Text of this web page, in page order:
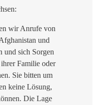
wir Anrufe von
und
und sich Sorgen
Familie oder
Sie bitten um
keine Lösung,
Die Lage